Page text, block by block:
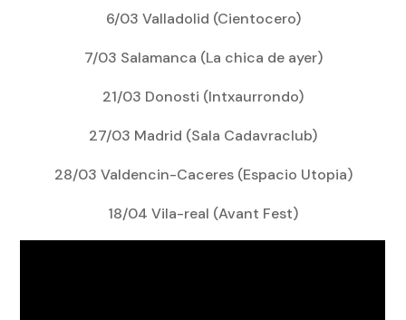
6/03 Valladolid (Cientocero)
7/03 Salamanca (La chica de ayer)
21/03 Donosti (Intxaurrondo)
27/03 Madrid (Sala Cadavraclub)
28/03 Valdencin-Caceres(Espacio Utopia)
18/04 Vila-real (Avant Fest)